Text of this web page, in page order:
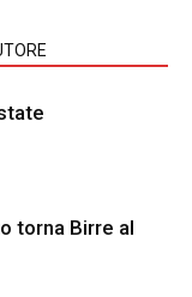
torna Birre al